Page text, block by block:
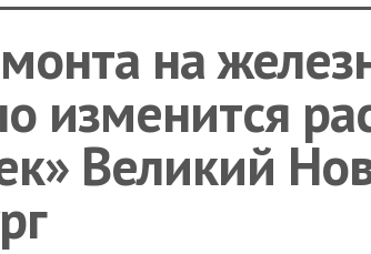
на
изменится
Великий